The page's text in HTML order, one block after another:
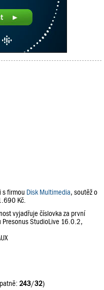
s firmou Disk Multimedia, soutěž o
Kč.
vyjadřuje číslovka za první
Presonus StudioLive 16.0.2,
243/32)